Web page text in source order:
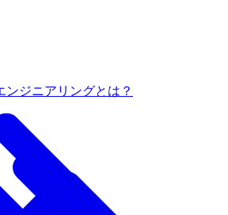
ンジニアリングとは？